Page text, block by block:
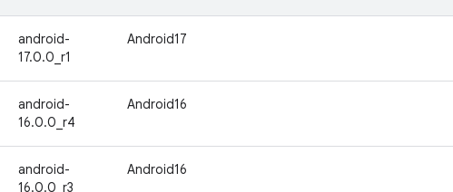
android-
17.0.0_r1
Android17
android-
16.0.0_r4
Android16
android-
16.0.0_r3
Android16